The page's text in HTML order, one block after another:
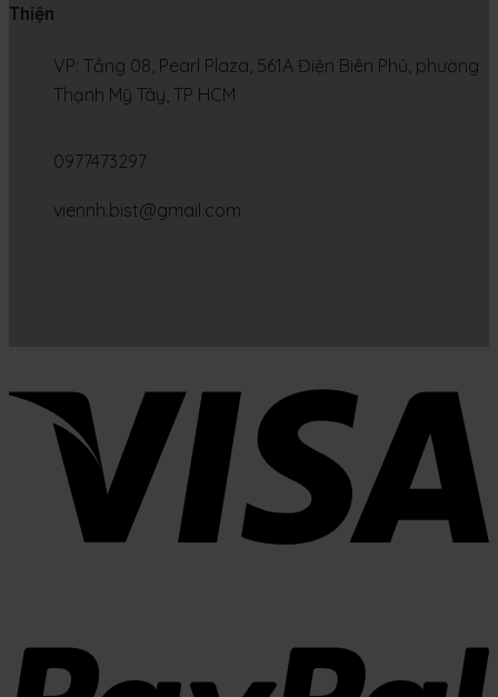
Thiện
VP: Tầng 08, Pearl Plaza, 561A Điện Biên Phủ, phường
Thạnh Mỹ Tây, TP HCM
0977473297
viennh.bist@gmail.com